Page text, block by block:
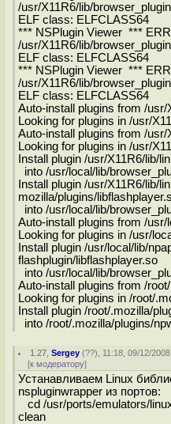
/usr/X11R6/lib/
ELF class: ELFCLASS64
*** NSPlugin Viewer ***
/usr/X11R6/lib/
ELF class: ELFCLASS64
*** NSPlugin Viewer ***
/usr/X11R6/lib/
ELF class: ELFCLASS64
Auto-install plugins from /usr/
Looking for plugins in /usr/
Auto-install plugins from /
Looking for plugins in /usr/
Install plugin /usr/X11R6/lib/
into /usr/local/lib/
Install plugin /usr/X11R6/lib/
mozilla/plugins/
into /usr/local/lib/
Auto-install plugins from /
Looking for plugins in /usr/
Install plugin /usr/local/lib/
flashplugin/libflashplayer.so
into /usr/local/lib/
Auto-install plugins from /
Looking for plugins in /root/
Install plugin /root/.mozilla/
into /root/.mozilla/plugins/
1.27 ,Sergey (??), 11:18, 09/12/
[к модератору]
Устанавливаем Linux
nspluginwrapper из портов:
cd /usr/ports/emulators/
clean